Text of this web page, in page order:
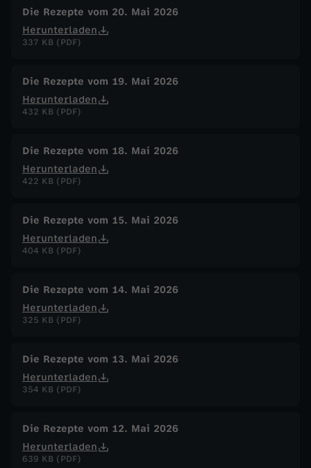
Die Rezepte vom 20. Mai 2026
Herunterladen
337 KB (PDF)
Die Rezepte vom 19. Mai 2026
Herunterladen
432 KB (PDF)
Die Rezepte vom 18. Mai 2026
Herunterladen
422 KB (PDF)
Die Rezepte vom 15. Mai 2026
Herunterladen
404 KB (PDF)
Die Rezepte vom 14. Mai 2026
Herunterladen
325 KB (PDF)
Die Rezepte vom 13. Mai 2026
Herunterladen
354 KB (PDF)
Die Rezepte vom 12. Mai 2026
Herunterladen
639 KB (PDF)